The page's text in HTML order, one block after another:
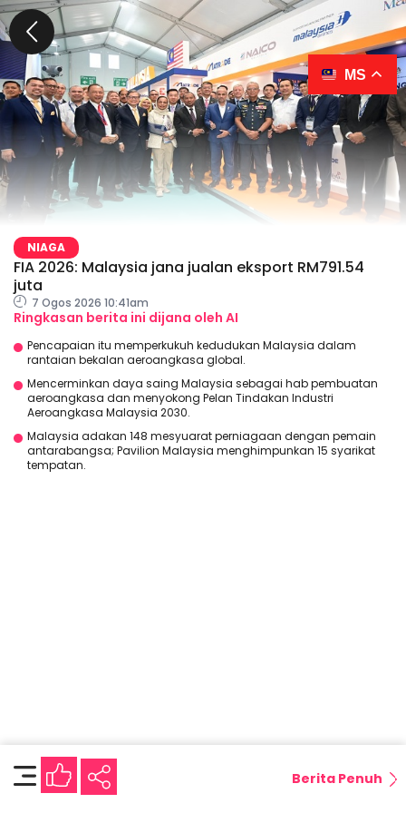
NIAGA
FIA 2026: Malaysia jana jualan eksport RM791.54
juta
7 Ogos 2026 10:41am
Ringkasan berita ini dijana oleh AI
Pencapaian itu memperkukuh kedudukan Malaysia dalam
rantaian bekalan aeroangkasa global.
Mencerminkan daya saing Malaysia sebagai hab pembuatan
aeroangkasa dan menyokong Pelan Tindakan Industri
Aeroangkasa Malaysia 2030.
Malaysia adakan 148 mesyuarat perniagaan dengan pemain
antarabangsa; Pavilion Malaysia menghimpunkan 15 syarikat
tempatan.
Berita Penuh
MS